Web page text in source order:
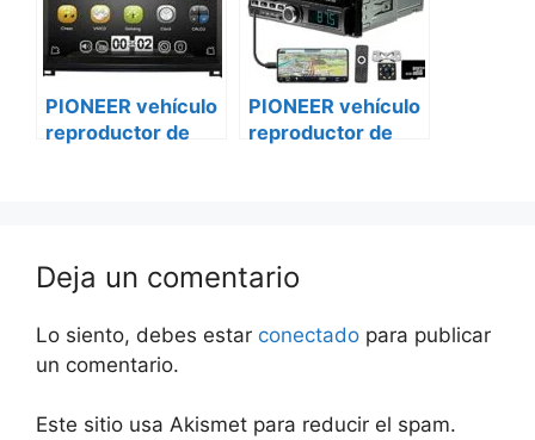
PIONEER vehículo
reproductor de
PIONEER vehículo
reproductor de
Deja un comentario
Lo siento, debes estar conectado para publicar
un comentario.
Este sitio usa Akismet para reducir el spam.